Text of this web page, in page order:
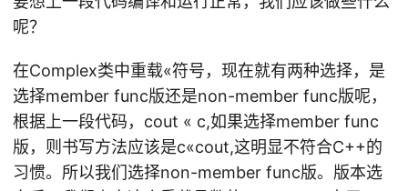
呢？
在Complex类中重载«符号，现在就有两种选择，是
选择member func版还是non-member func版呢，
根据上一段代码，cout « c,如果选择member func
版，则书写方法应该是c«cout,这明显不符合C++的
习惯。所以我们选择non-member func版。版本选